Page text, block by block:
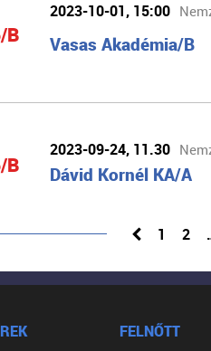
B
2023-10-01, 15:00
Vasas Akadémia/B
B
2023-09-24, 11.30
Dávid Kornél KA/A
1 2
FELNŐTT